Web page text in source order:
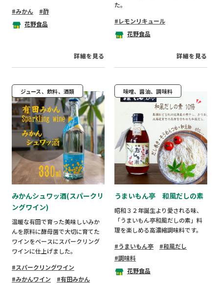
みかん
酢
花野食品
詳細を見る
た。
レモンリキュール
花野食品
詳細を見る
ジュース、飲料、酒類
みかんシュワッ酒(スパークリ
ングワイン)
温暖な有田で育った美味しいみか
んを原料に酵母菌で大切に育てた
ワインをベースにスパークリング
ワインに仕上げました。
スパークリングワイン
みかんワイン
有田みかん
味噌、醤油、調味料
うまいもん亭 和風だしの素
昭和３２年誕生より愛される味、
「うまいもん亭和風だしの素」料
理を楽しめる高濃縮調味料です。
うまいもん亭
和風だし
調味料
花野食品